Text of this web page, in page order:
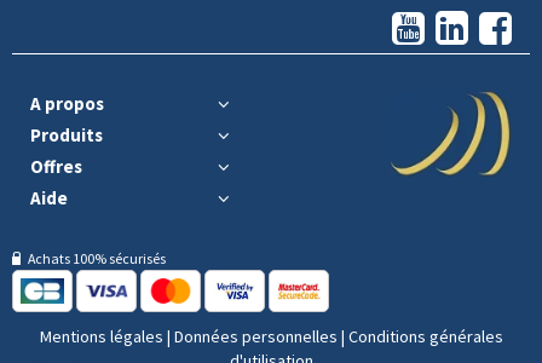
A propos
Produits
Offres
Aide
Achats 100% sécurisés
Mentions légales | Données personnelles | Conditions générales